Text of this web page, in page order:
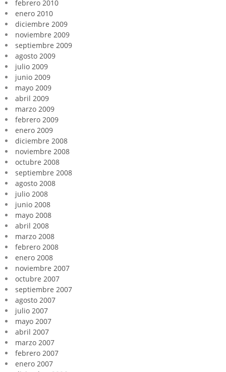
febrero 2010
enero 2010
diciembre 2009
noviembre 2009
septiembre 2009
agosto 2009
julio 2009
junio 2009
mayo 2009
abril 2009
marzo 2009
febrero 2009
enero 2009
diciembre 2008
noviembre 2008
octubre 2008
septiembre 2008
agosto 2008
julio 2008
junio 2008
mayo 2008
abril 2008
marzo 2008
febrero 2008
enero 2008
noviembre 2007
octubre 2007
septiembre 2007
agosto 2007
julio 2007
mayo 2007
abril 2007
marzo 2007
febrero 2007
enero 2007